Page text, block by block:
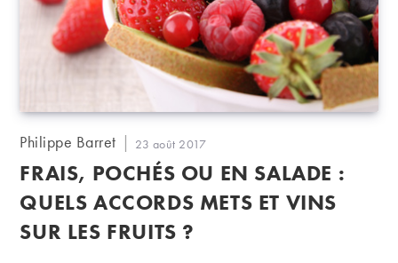
Auteur/autrice
la
publication :
Philippe Barret
Publication
publiée :
23 août 2017
FRAIS, POCHÉS OU EN SALADE :
QUELS ACCORDS METS ET VINS
SUR LES FRUITS ?